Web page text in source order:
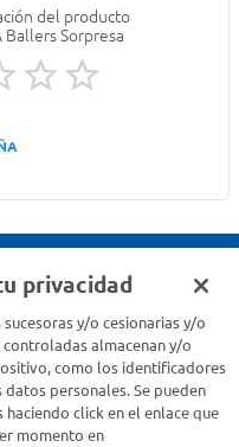
del producto
Ballers Sorpresa
nosotros acá
privacidad
sucesoras y/o cesionarias y/o
almacenan y/o
como los identificadores
personales. Se pueden
click en el enlace que
momento en